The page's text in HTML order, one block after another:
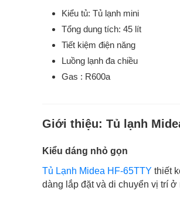
Kiểu tủ: Tủ lạnh mini
Tổng dung tích: 45 lít
Tiết kiệm điện năng
Luồng lạnh đa chiều
Gas : R600a
Giới thiệu: Tủ lạnh
Kiểu dáng nhỏ gọn
Tủ Lạnh Midea HF-65TTY thiết
dàng lắp đặt và di chuyển vị trí